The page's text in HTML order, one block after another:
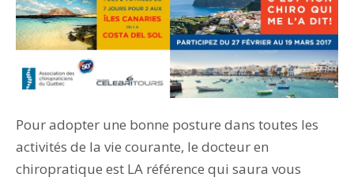
Pour adopter une bonne posture dans toutes les
activités de la vie courante, le docteur en
chiropratique est LA référence qui saura vous